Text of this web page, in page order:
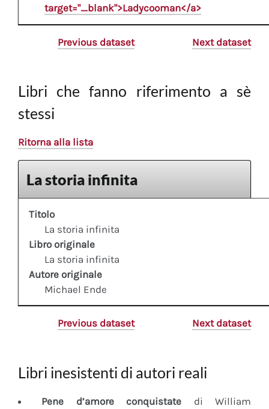
target="_blank">Ladycooman</a>
Previous dataset Next dataset
Libri che fanno riferimento a sè
stessi
Ritorna alla lista
La storia infinita
Titolo
La storia infinita
Libro originale
La storia infinita
Autore originale
Michael Ende
Previous dataset Next dataset
Libri inesistenti di autori reali
Pene d’amore conquistate di William